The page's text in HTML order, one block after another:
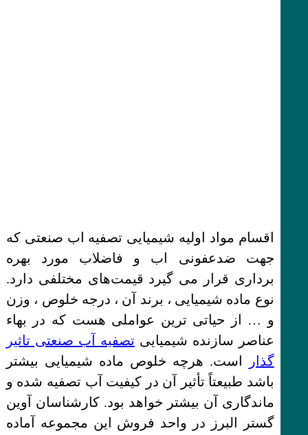
اقسام مواد اولیه شیمیایی تصفیه اب صنعتی که
جهت ضدعفونی اب و فاضلاب مورد بهره
برداری قرار می گیرد قیمت‌های مختلفی دارد.
نوع ماده شیمیایی ، برند آن ، درجه خلوص ، وزن
و … از حیاتی ترین عواملی هست که در بهاء
عناصر سازنده شیمیایی تصفیه آب صنعتی تاثیر
گذار
است. هرچه خلوص ماده شیمیایی بیشتر
باشد طبیعتاً تأثیر آن در کیفیت آب تصفیه شده و
ماندگاری آن بیشتر خواهد بود. کارشناسان آوین
گستر البرز در واحد فروش این مجموعه آماده